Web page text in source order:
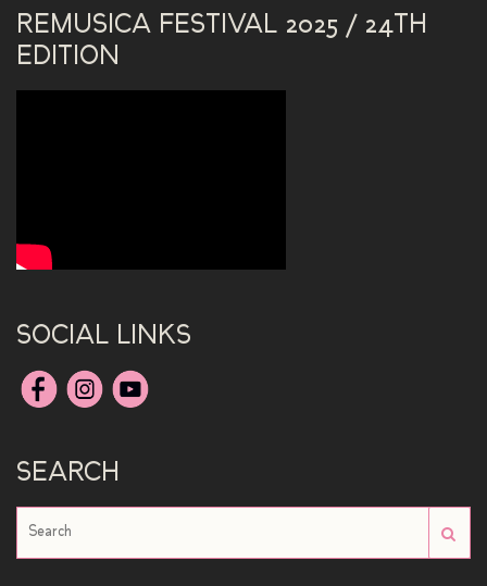
REMUSICA FESTIVAL 2025 / 24TH
EDITION
SOCIAL LINKS
SEARCH